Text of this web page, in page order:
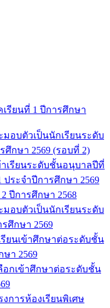
เรียนที่ 1 ปีการศึกษา
มอบตัวเป็นนักเรียนระดับ
กษา 2569 (รอบที่ 2)
เรียนระดับชั้นอนุบาลปีที่
ระจำปีการศึกษา 2569
ปีการศึกษา 2568
มอบตัวเป็นนักเรียนระดับ
ศึกษา 2569
ยนเข้าศึกษาต่อระดับชั้น
า 2569
อกเข้าศึกษาต่อระดับชั้น
การห้องเรียนพิเศษ